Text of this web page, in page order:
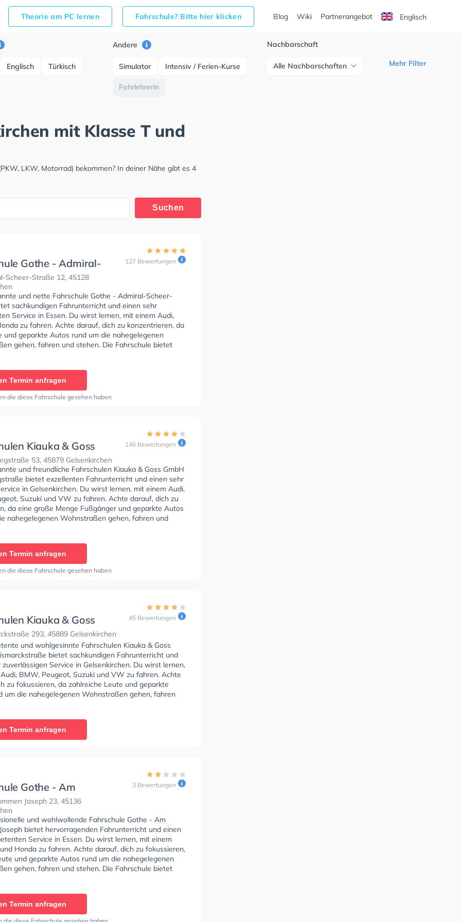
Theorie am PC lernen Fahrschule? Bitte hier klicken Blog Wiki Partnerangebot Englisch
Englisch Türkisch
Andere
Simulator Intensiv / Ferien-Kurse
Fahrlehrerin
Nachbarschaft
Alle Nachbarschaften Mehr Filter
mit Klasse T und
LKW, Motorrad) bekommen? In deiner Nähe gibt es 4
Suchen
Gothe - Admiral-
Straße
Scheer-Straße 12, 45128
127 Bewertungen
und nette Fahrschule Gothe - Admiral-Scheer-
sachkundigen Fahrunterricht und einen sehr
Service in Essen. Du wirst lernen, mit einem Audi,
zu fahren. Achte darauf, dich zu konzentrieren, da
und geparkte Autos rund um die nahegelegenen
gehen, fahren und stehen. Die Fahrschule bietet
um deine Klasse A1, Klasse B, Klasse A,
C, Klasse CE, Klasse D1, Klasse DE1, Klasse D, Klasse
L, Klasse T und Mofa - Prüfbescheinigung zu erhalten.
Kurs in der Schule.
Termin anfragen
die diese Fahrschule gesehen haben
Kiauka & Goss
Overwegstraße
53, 45879 Gelsenkirchen
146 Bewertungen
und freundliche Fahrschulen Kiauka & Goss GmbH
bietet exzellenten Fahrunterricht und einen sehr
in Gelsenkirchen. Du wirst lernen, mit einem Audi,
Suzuki und VW zu fahren. Achte darauf, dich zu
da eine große Menge Fußgänger und geparkte Autos
nahegelegenen Wohnstraßen gehen, fahren und
Fahrschule bietet Herausragende Bedingungen um
Klasse C, Klasse CE, Klasse D1, Klasse DE1,
Klasse L, Klasse T, Klasse B Automatik und Mofa -
zu erhalten. Wir empfehlen dir auch online-
am PC zu absolvieren, um dich gut auf die
Termin anfragen
die diese Fahrschule gesehen haben
Kiauka & Goss
Bismarckstraße
293, 45889 Gelsenkirchen
45 Bewertungen
und wohlgesinnte Fahrschulen Kiauka & Goss
bietet sachkundigen Fahrunterricht und
zuverlässigen Service in Gelsenkirchen. Du wirst lernen,
BMW, Peugeot, Suzuki und VW zu fahren. Achte
zu fokussieren, da zahlreiche Leute und geparkte
um die nahegelegenen Wohnstraßen gehen, fahren
Die Fahrschule bietet Herausragende Bedingungen
A2, Klasse C1E, Klasse C, Klasse CE, Klasse D1,
Klasse D, Klasse L, Klasse T und Mofa -
zu erhalten. Wir empfehlen dir auch online-
Termin anfragen
Gothe - Am
Joseph
Joseph 23, 45136
3 Bewertungen
und wohlwollende Fahrschule Gothe - Am
bietet hervorragenden Fahrunterricht und einen
Service in Essen. Du wirst lernen, mit einem
Honda zu fahren. Achte darauf, dich zu fokussieren,
und geparkte Autos rund um die nahegelegenen
gehen, fahren und stehen. Die Fahrschule bietet
um deine Klasse A1, Klasse B, Klasse A,
C, Klasse CE, Klasse D1, Klasse DE1, Klasse D, Klasse
L, Klasse T und Mofa - Prüfbescheinigung zu erhalten.
Kurs in der Schule. In der Fahrschule Gothe - Am
Termin anfragen